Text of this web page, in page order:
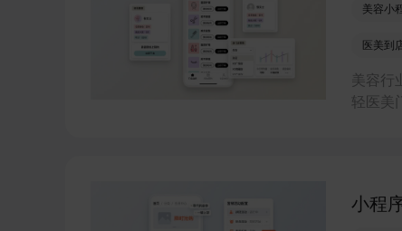
美容小
医美到
美容行
轻医美
小程